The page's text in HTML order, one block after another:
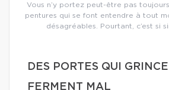
Vous n’y portez peut-être pas
pentures qui se font entendre à tout
désagréables. Pourtant, c’est si
DES PORTES QUI
FERMENT MAL